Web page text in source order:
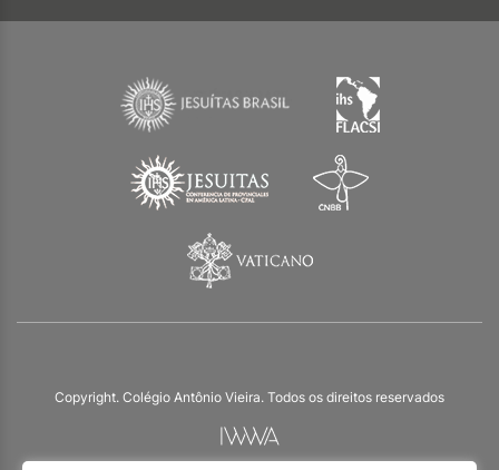
Copyright. Colégio Antônio Vieira. Todos os direitos reservados